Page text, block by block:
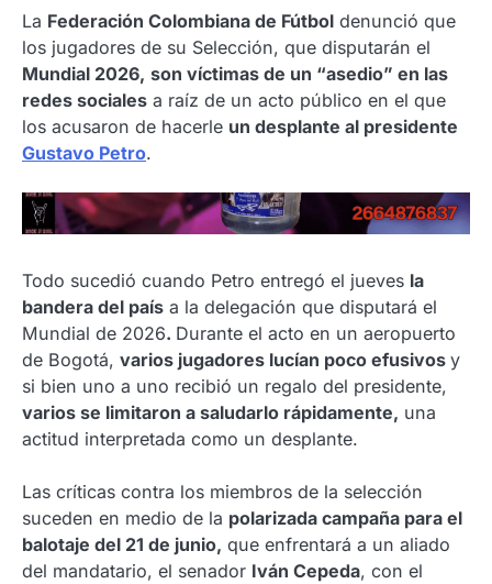
La Federación Colombiana de Fútbol denunció que
los jugadores de su Selección, que disputarán el
Mundial 2026, son víctimas de un “asedio” en las
redes sociales a raíz de un acto público en el que
los acusaron de hacerle un desplante al presidente
Gustavo Petro.
Todo sucedió cuando Petro entregó el jueves la
bandera del país a la delegación que disputará el
Mundial de 2026. Durante el acto en un aeropuerto
de Bogotá, varios jugadores lucían poco efusivos y
si bien uno a uno recibió un regalo del presidente,
varios se limitaron a saludarlo rápidamente, una
actitud interpretada como un desplante.
Las críticas contra los miembros de la selección
suceden en medio de la polarizada campaña para el
balotaje del 21 de junio, que enfrentará a un aliado
del mandatario, el senador Iván Cepeda, con el